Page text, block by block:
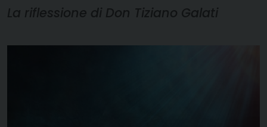
La riflessione di Don Tiziano Galati